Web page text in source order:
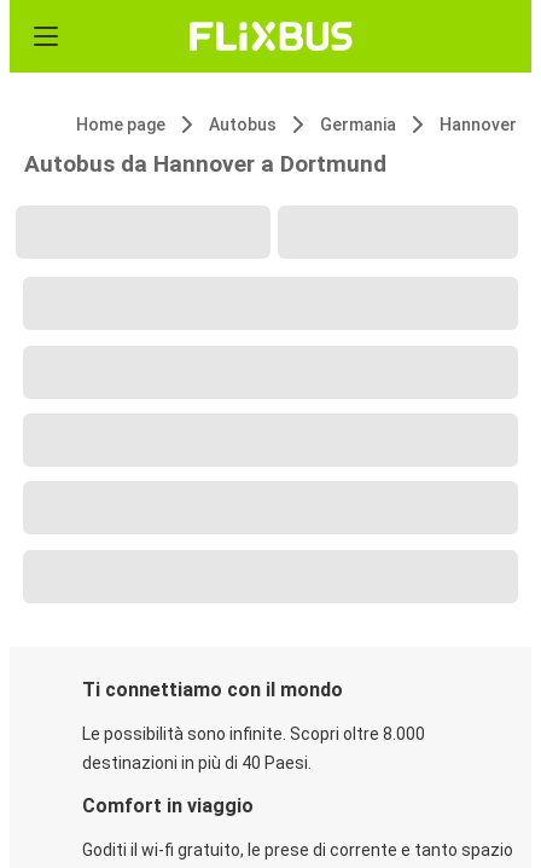
Home page Autobus Germania Hannover
Autobus da Hannover a Dortmund
Ti connettiamo con il mondo
Le possibilità sono infinite. Scopri oltre 8.000
destinazioni in più di 40 Paesi.
Comfort in viaggio
Goditi il wi-fi gratuito, le prese di corrente e tanto spazio